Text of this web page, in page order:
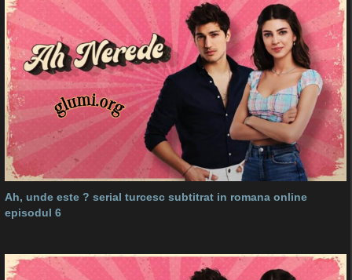
Ah, unde este ? serial turcesc subtitrat in romana online
episodul 6